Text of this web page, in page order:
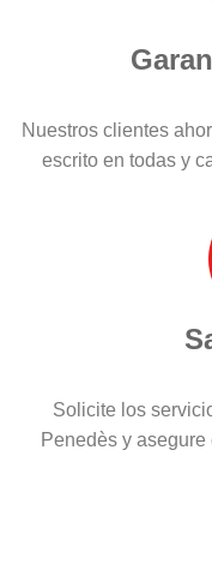
Nuestros clientes
escrito en todas y
Solicite los
Penedès y